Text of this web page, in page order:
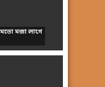
মজা লাগে